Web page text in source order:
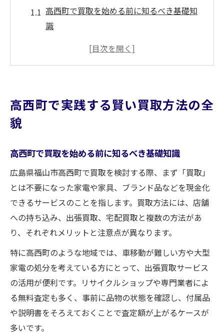
高西町で買取を始める前に知るべき基礎知
識
福山市のリサイクルショップ買取活用法
点
エアコン買取福山を利用する時の準備事項
家具買取福山における査定アップの秘訣
不用品買取で現金化をスムーズに進める方
法
福山市リサイクルショップ買取の手順解説
出張買取福山で手間を省く買取方法の選び
方
宅配買取やオンライン買取の利用メリット
無料査定を活用して不用品買取を効率化
高西町で実践する賢い買取方法の全
貌
高西町で買取を始める前に知るべき基礎知識
広島県福山市高西町で買取を検討する際、まず「買取」
とは不要になった家電や家具、ブランド品などを現金化
できるサービスのことを指します。買取方法には、店舗
への持ち込み、出張買取、宅配買取と複数の方法があ
り、それぞれメリットと注意点が異なります。
特に高西町のような地域では、車移動が難しい方や大型
家電の処分を考えている方にとって、出張買取サービス
の活用が便利です。リサイクルショップや専門業者によ
る無料査定も多く、事前に品物の状態を確認し、付属品
や説明書をそろえておくことで査定額が上がるケースが
多いです。